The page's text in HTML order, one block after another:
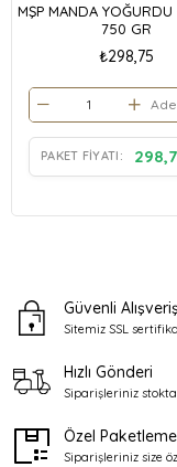
MŞP MANDA YOĞURDU
750 GR
₺298,75
PAKET FIYATI:
Güvenli Alışveriş
Sitemiz SSL
Hızlı Gönderi
Siparişleriniz
Özel Paketleme
Siparişleriniz size